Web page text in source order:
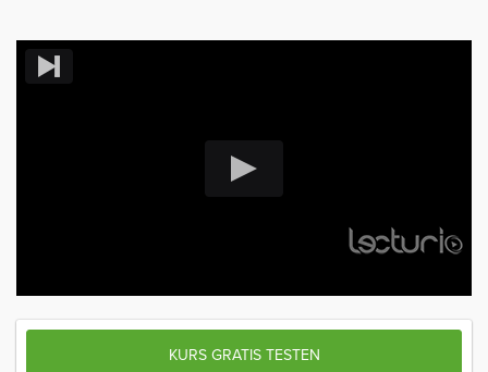
KURS GRATIS TESTEN